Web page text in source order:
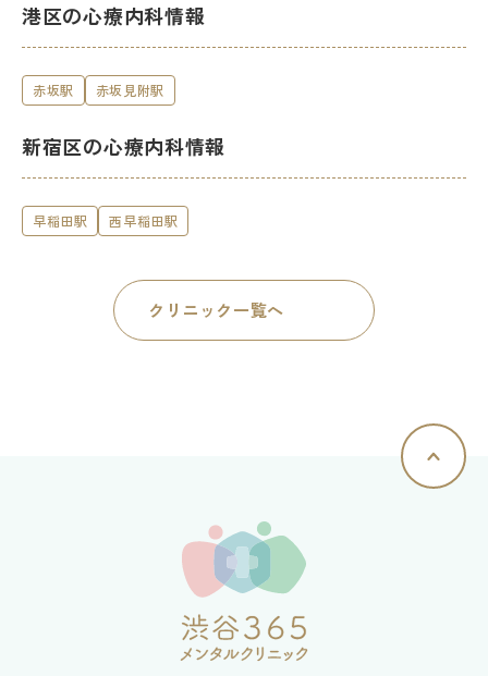
港区の心療内科情報
赤坂駅 赤坂見附駅
新宿区の心療内科情報
早稲田駅 西早稲田駅
クリニック一覧へ